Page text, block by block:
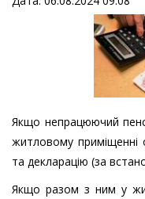
Якщо непрацюючий
житловому приміщенні
та декларацію (за
Якщо разом з ним у